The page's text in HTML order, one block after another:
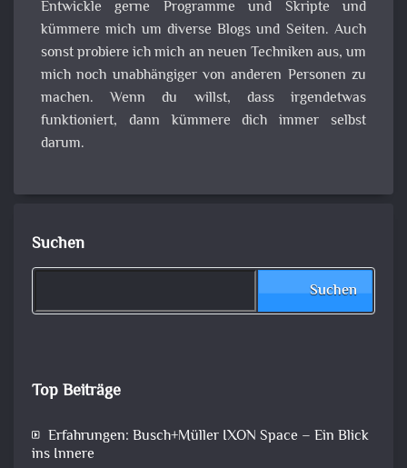
Entwickle gerne Programme und Skripte und
kümmere mich um diverse Blogs und Seiten. Auch
sonst probiere ich mich an neuen Techniken aus, um
mich noch unabhängiger von anderen Personen zu
machen. Wenn du willst, dass irgendetwas
funktioniert, dann kümmere dich immer selbst
darum.
Suchen
Suchen
Top Beiträge
Erfahrungen: Busch+Müller IXON Space – Ein Blick
ins Innere